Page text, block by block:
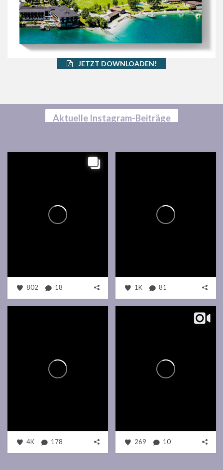
JETZT DOWNLOADEN!
Aktuelle Instagram-Beiträge
802 18 1K 81
4K 178 269 10